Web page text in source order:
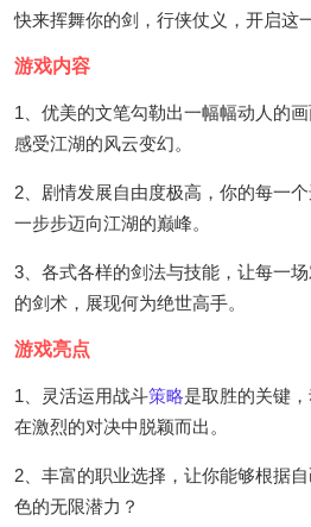
快来挥舞你的剑，行侠仗义，开启这
游戏内容
1、优美的文笔勾勒出一幅幅动人的
感受江湖的风云变幻。
2、剧情发展自由度极高，你的每一
一步步迈向江湖的巅峰。
3、各式各样的剑法与技能，让每一
的剑术，展现何为绝世高手。
游戏亮点
1、灵活运用战斗策略是取胜的关键
在激烈的对决中脱颖而出。
2、丰富的职业选择，让你能够根据
色的无限潜力？